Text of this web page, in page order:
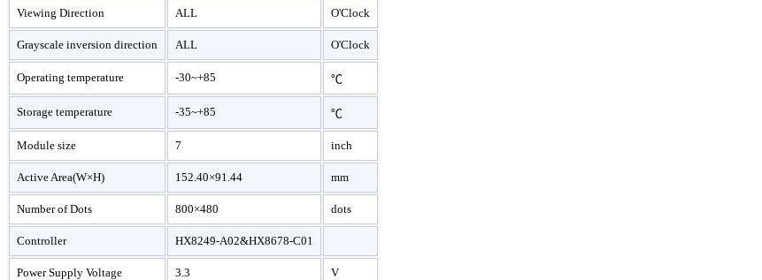
Viewing Direction ALL O'Clock
Grayscale inversion direction ALL O'Clock
Operating temperature -30~+85 ℃
Storage temperature -35~+85 ℃
Module size 7 inch
Active Area(W×H) 152.40×91.44 mm
Number of Dots 800×480 dots
Controller HX8249-A02&HX8678-C01
Power Supply Voltage 3.3 V